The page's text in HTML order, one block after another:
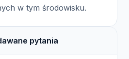
w tym środowisku.
pytania